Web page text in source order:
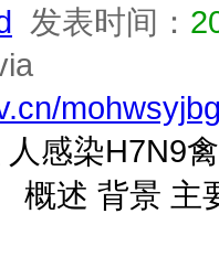
发表时间：
感染H7N9
概述 背景